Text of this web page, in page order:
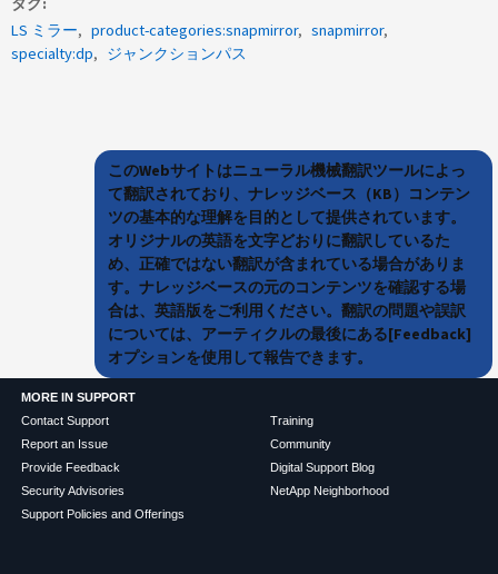
LS ミラー
product-categories:snapmirror
snapmirror
specialty:dp
ジャンクションパス
このWebサイトはニューラル機械翻訳ツールによっ
て翻訳されており、ナレッジベース（KB）コンテン
ツの基本的な理解を目的として提供されています。
オリジナルの英語を文字どおりに翻訳しているた
め、正確ではない翻訳が含まれている場合がありま
す。ナレッジベースの元のコンテンツを確認する場
合は、英語版をご利用ください。翻訳の問題や誤訳
については、アーティクルの最後にある[Feedback]
オプションを使用して報告できます。
MORE IN SUPPORT
Contact Support
Report an Issue
Provide Feedback
Security Advisories
Support Policies and Offerings
Training
Community
Digital Support Blog
NetApp Neighborhood